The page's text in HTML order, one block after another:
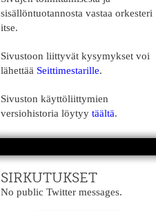
sisällöntuotannosta vastaa orkesteri
itse.
Sivustoon liittyvät kysymykset voi
lähettää Seittimestarille.
Sivuston käyttöliittymien
versiohistoria löytyy täältä.
SIRKUTUKSET
No public Twitter messages.